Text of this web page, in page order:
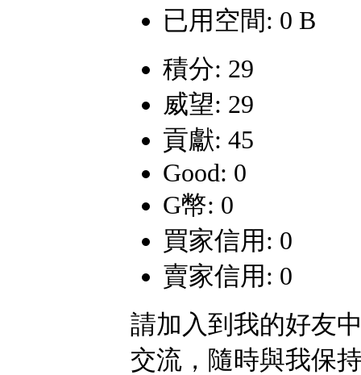
已用空間: 0 B
積分: 29
威望: 29
貢獻: 45
Good: 0
G幣: 0
買家信用: 0
賣家信用: 0
請加入到我的好友
交流，隨時與我保